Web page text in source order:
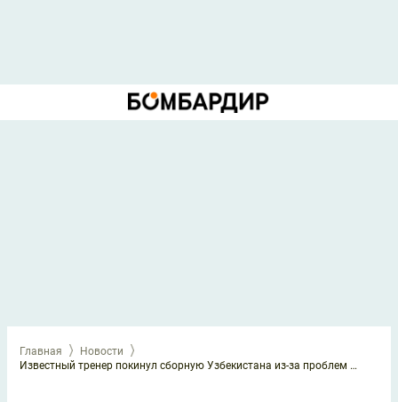
Главная
Новости
Известный тренер покинул сборную Узбекистана из-за проблем со здоровьем